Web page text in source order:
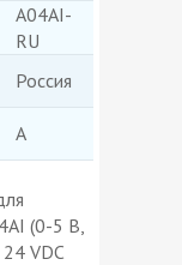
A04AI-
RU
Россия
A
(0-5 В,
VDC